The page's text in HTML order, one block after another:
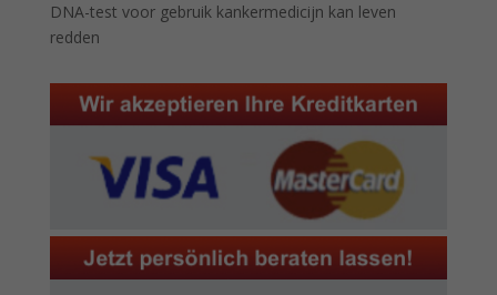
DNA-test voor gebruik kankermedicijn kan leven
redden